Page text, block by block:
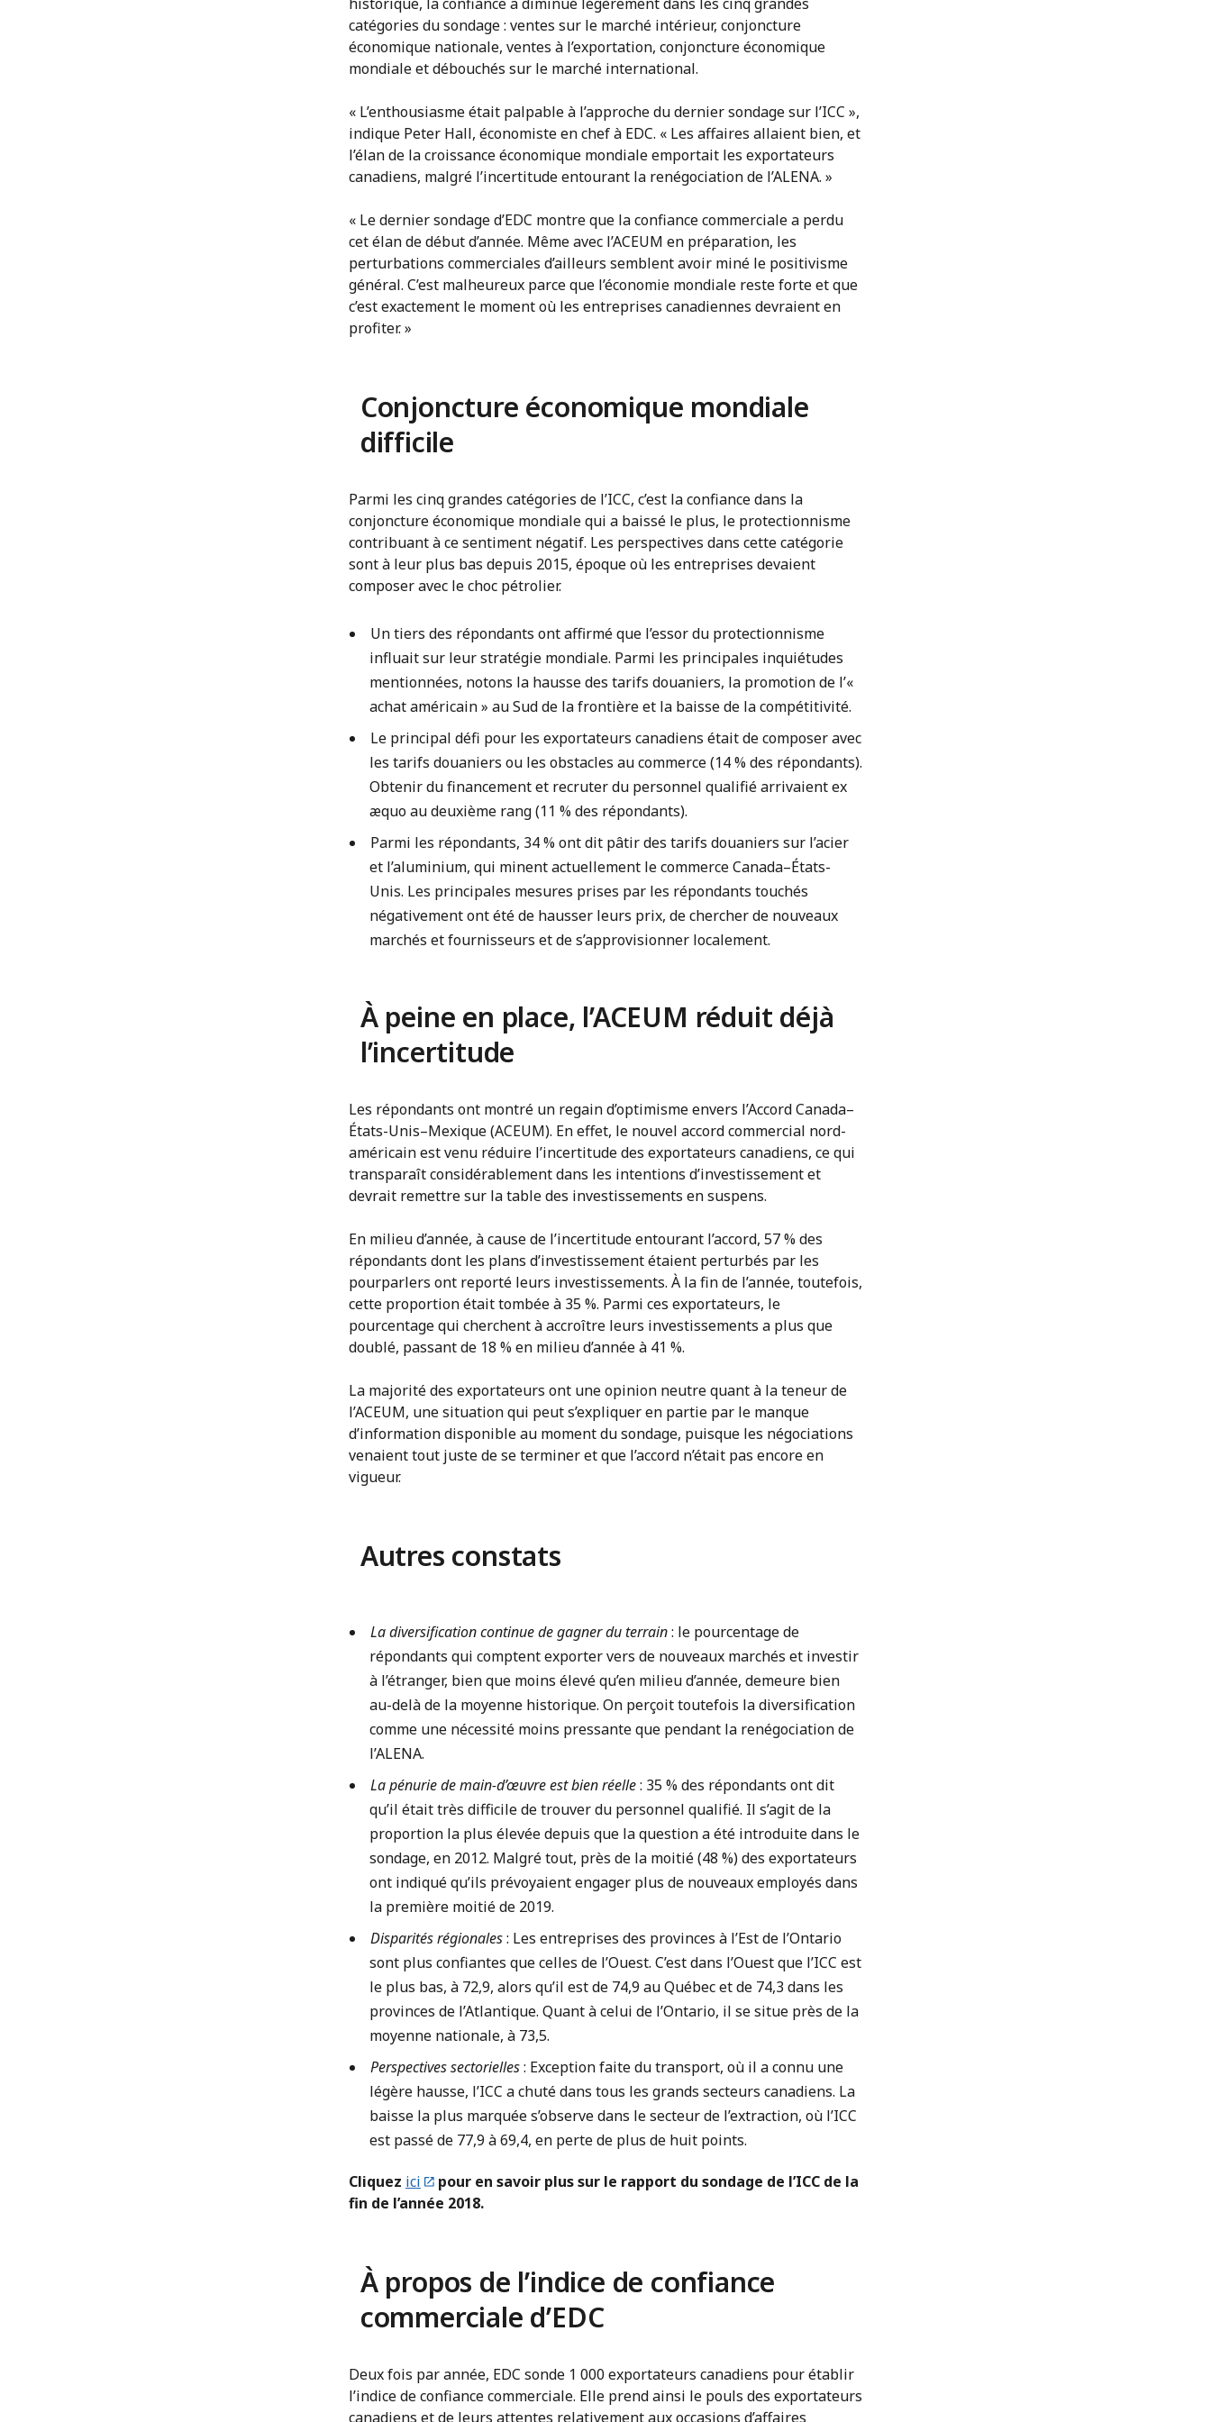
catégories du sondage : ventes sur le marché intérieur, conjoncture
économique nationale, ventes à l’exportation, conjoncture économique
mondiale et débouchés sur le marché international.
« L’enthousiasme était palpable à l’approche du dernier sondage sur l’ICC »,
indique Peter Hall, économiste en chef à EDC. « Les affaires allaient bien, et
l’élan de la croissance économique mondiale emportait les exportateurs
canadiens, malgré l’incertitude entourant la renégociation de l’ALENA. »
« Le dernier sondage d’EDC montre que la confiance commerciale a perdu
cet élan de début d’année. Même avec l’ACEUM en préparation, les
perturbations commerciales d’ailleurs semblent avoir miné le positivisme
général. C’est malheureux parce que l’économie mondiale reste forte et que
c’est exactement le moment où les entreprises canadiennes devraient en
profiter. »
Conjoncture économique mondiale
difficile
Parmi les cinq grandes catégories de l’ICC, c’est la confiance dans la
conjoncture économique mondiale qui a baissé le plus, le protectionnisme
contribuant à ce sentiment négatif. Les perspectives dans cette catégorie
sont à leur plus bas depuis 2015, époque où les entreprises devaient
composer avec le choc pétrolier.
Un tiers des répondants ont affirmé que l’essor du protectionnisme
influait sur leur stratégie mondiale. Parmi les principales inquiétudes
mentionnées, notons la hausse des tarifs douaniers, la promotion de l’«
achat américain » au Sud de la frontière et la baisse de la compétitivité.
Le principal défi pour les exportateurs canadiens était de composer avec
les tarifs douaniers ou les obstacles au commerce (14 % des répondants).
Obtenir du financement et recruter du personnel qualifié arrivaient ex
æquo au deuxième rang (11 % des répondants).
Parmi les répondants, 34 % ont dit pâtir des tarifs douaniers sur l’acier
et l’aluminium, qui minent actuellement le commerce Canada–États-
Unis. Les principales mesures prises par les répondants touchés
négativement ont été de hausser leurs prix, de chercher de nouveaux
marchés et fournisseurs et de s’approvisionner localement.
À peine en place, l’ACEUM réduit déjà
l’incertitude
Les répondants ont montré un regain d’optimisme envers l’Accord Canada–
États-Unis–Mexique (ACEUM). En effet, le nouvel accord commercial nord-
américain est venu réduire l’incertitude des exportateurs canadiens, ce qui
transparaît considérablement dans les intentions d’investissement et
devrait remettre sur la table des investissements en suspens.
En milieu d’année, à cause de l’incertitude entourant l’accord, 57 % des
répondants dont les plans d’investissement étaient perturbés par les
pourparlers ont reporté leurs investissements. À la fin de l’année, toutefois,
cette proportion était tombée à 35 %. Parmi ces exportateurs, le
pourcentage qui cherchent à accroître leurs investissements a plus que
doublé, passant de 18 % en milieu d’année à 41 %.
La majorité des exportateurs ont une opinion neutre quant à la teneur de
l’ACEUM, une situation qui peut s’expliquer en partie par le manque
d’information disponible au moment du sondage, puisque les négociations
venaient tout juste de se terminer et que l’accord n’était pas encore en
vigueur.
Autres constats
La diversification continue de gagner du terrain: le pourcentage de
répondants qui comptent exporter vers de nouveaux marchés et investir
à l’étranger, bien que moins élevé qu’en milieu d’année, demeure bien
au-delà de la moyenne historique. On perçoit toutefois la diversification
comme une nécessité moins pressante que pendant la renégociation de
l’ALENA.
La pénurie de main-d’œuvre est bien réelle: 35 % des répondants ont dit
qu’il était très difficile de trouver du personnel qualifié. Il s’agit de la
proportion la plus élevée depuis que la question a été introduite dans le
sondage, en 2012. Malgré tout, près de la moitié (48 %) des exportateurs
ont indiqué qu’ils prévoyaient engager plus de nouveaux employés dans
la première moitié de 2019.
Disparités régionales: Les entreprises des provinces à l’Est de l’Ontario
sont plus confiantes que celles de l’Ouest. C’est dans l’Ouest que l’ICC est
le plus bas, à 72,9, alors qu’il est de 74,9 au Québec et de 74,3 dans les
provinces de l’Atlantique. Quant à celui de l’Ontario, il se situe près de la
moyenne nationale, à 73,5.
Perspectives sectorielles: Exception faite du transport, où il a connu une
légère hausse, l’ICC a chuté dans tous les grands secteurs canadiens. La
baisse la plus marquée s’observe dans le secteur de l’extraction, où l’ICC
est passé de 77,9 à 69,4, en perte de plus de huit points.
Cliquez ici
pour en savoir plus sur le rapport du sondage de l’ICC de la
fin de l’année 2018.
À propos de l’indice de confiance
commerciale d’EDC
Deux fois par année, EDC sonde 1 000 exportateurs canadiens pour établir
l’indice de confiance commerciale. Elle prend ainsi le pouls des exportateurs
canadiens et de leurs attentes relativement aux occasions d’affaires